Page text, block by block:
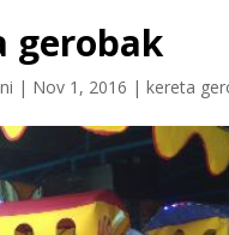
gerobak
| Nov 1, 2016 | kereta